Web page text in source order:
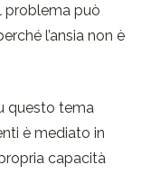
problema può
l’ansia non è
questo tema
è mediato in
capacità